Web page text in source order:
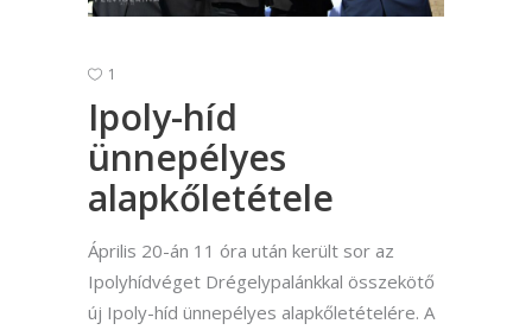
1
Ipoly-híd
ünnepélyes
alapkőletétele
Április 20-án 11 óra után került sor az
Ipolyhídvéget Drégelypalánkkal összekötő
új Ipoly-híd ünnepélyes alapkőletételére. A